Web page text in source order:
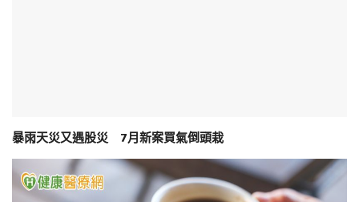
暴雨天災又遇股災 7月新案買氣倒頭栽